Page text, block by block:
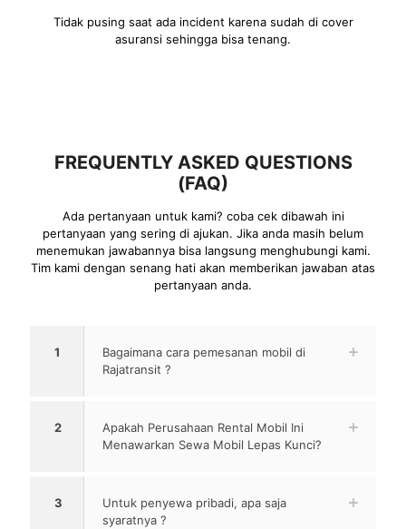
Tidak pusing saat ada incident karena sudah di cover
asuransi sehingga bisa tenang.
FREQUENTLY ASKED QUESTIONS
(FAQ)
Ada pertanyaan untuk kami? coba cek dibawah ini
pertanyaan yang sering di ajukan. Jika anda masih belum
menemukan jawabannya bisa langsung menghubungi kami.
Tim kami dengan senang hati akan memberikan jawaban atas
pertanyaan anda.
1
Bagaimana cara pemesanan mobil di
Rajatransit ?
2
Apakah Perusahaan Rental Mobil Ini
Menawarkan Sewa Mobil Lepas Kunci?
3
Untuk penyewa pribadi, apa saja
syaratnya ?